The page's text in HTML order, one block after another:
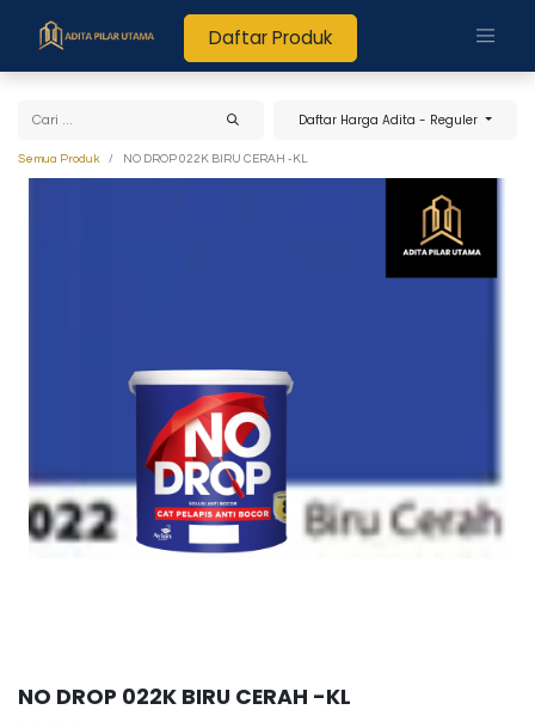
Daftar Produk
Daftar Harga Adita - Reguler
Semua Produk NO DROP 022K BIRU CERAH -KL
NO DROP 022K BIRU CERAH -KL